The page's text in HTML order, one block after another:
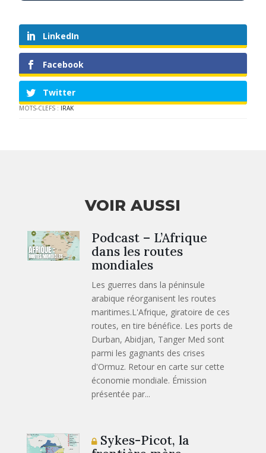
LinkedIn
Facebook
Twitter
MOTS-CLEFS : IRAK
VOIR AUSSI
Podcast – L’Afrique
dans les routes
mondiales
Les guerres dans la péninsule
arabique réorganisent les routes
maritimes.L'Afrique, giratoire de ces
routes, en tire bénéfice. Les ports de
Durban, Abidjan, Tanger Med sont
parmi les gagnants des crises
d'Ormuz. Retour en carte sur cette
économie mondiale. Émission
présentée par...
Sykes-Picot, la